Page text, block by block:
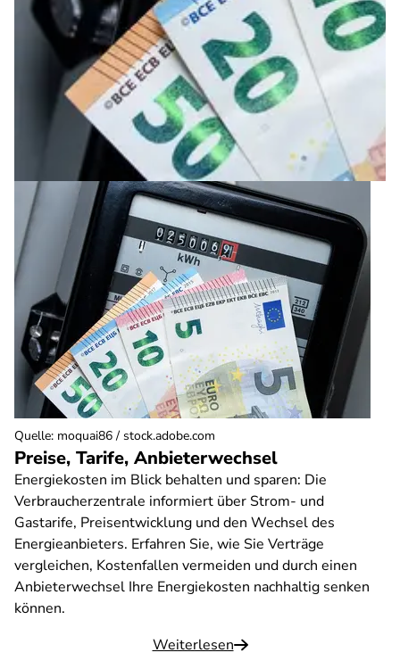
Preise, Tarife, Anbieterwechsel
Energiekosten im Blick behalten und sparen: Die
Verbraucherzentrale informiert über Strom- und
Gastarife, Preisentwicklung und den Wechsel des
Energieanbieters. Erfahren Sie, wie Sie Verträge
vergleichen, Kostenfallen vermeiden und durch einen
Anbieterwechsel Ihre Energiekosten nachhaltig senken
können.
Weiterlesen
Quelle: moquai86 / stock.adobe.com